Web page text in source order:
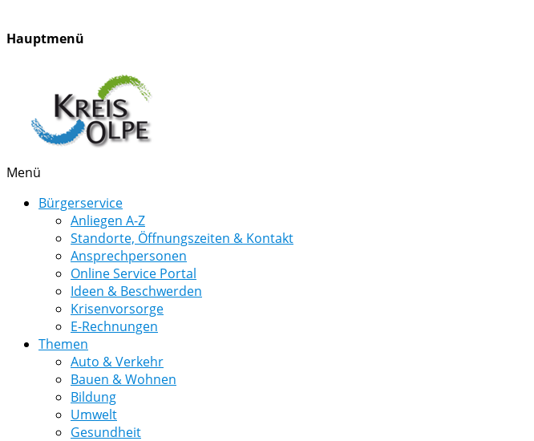
Hauptmenü
Menü
Bürgerservice
Anliegen A-Z
Standorte, Öffnungszeiten & Kontakt
Ansprechpersonen
Online Service Portal
Ideen & Beschwerden
Krisenvorsorge
E-Rechnungen
Themen
Auto & Verkehr
Bauen & Wohnen
Bildung
Umwelt
Gesundheit